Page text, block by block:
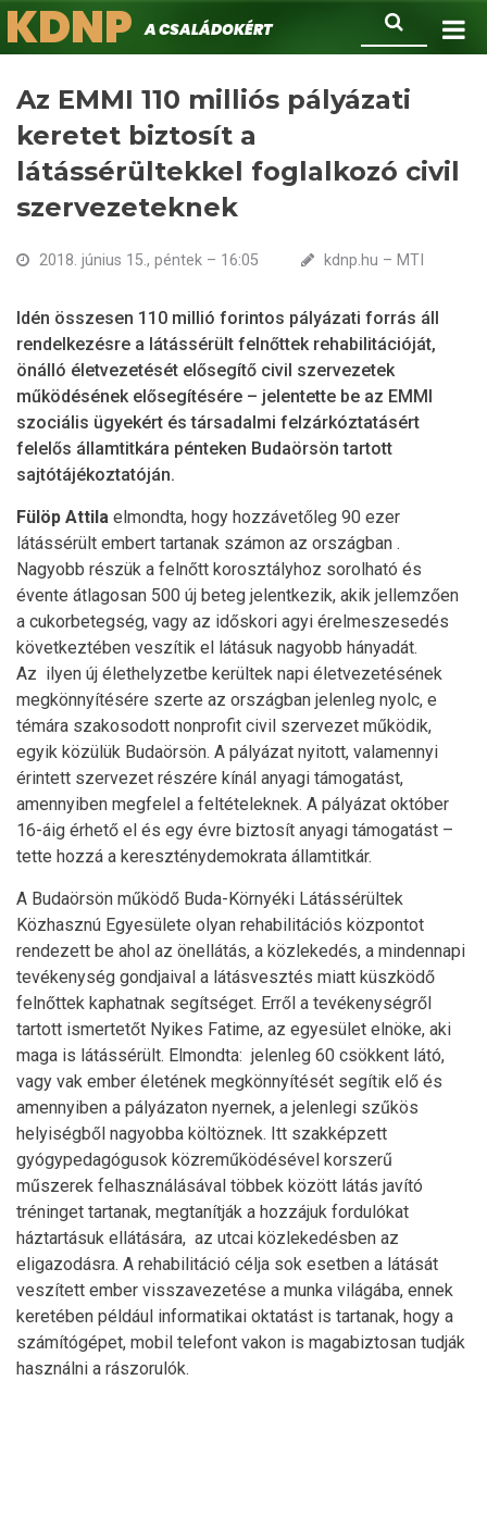
Ugrás
a
Keresés
KDNPA családokért.
Az EMMI 110 milliós pályázati
keretet biztosít a
látássérültekkel foglalkozó civil
szervezeteknek
2018. június 15., péntek – 16:05 kdnp.hu – MTI
Idén összesen 110 millió forintos pályázati forrás áll
rendelkezésre a látássérült felnőttek rehabilitációját,
önálló életvezetését elősegítő civil szervezetek
működésének elősegítésére – jelentette be az EMMI
szociális ügyekért és társadalmi felzárkóztatásért
felelős államtitkára pénteken Budaörsön tartott
sajtótájékoztatóján.
Fülöp Attila elmondta, hogy hozzávetőleg 90 ezer
látássérült embert tartanak számon az országban .
Nagyobb részük a felnőtt korosztályhoz sorolható és
évente átlagosan 500 új beteg jelentkezik, akik jellemzően
a cukorbetegség, vagy az időskori agyi érelmeszesedés
következtében veszítik el látásuk nagyobb hányadát.
Az ilyen új élethelyzetbe kerültek napi életvezetésének
megkönnyítésére szerte az országban jelenleg nyolc, e
témára szakosodott nonprofit civil szervezet működik,
egyik közülük Budaörsön. A pályázat nyitott, valamennyi
érintett szervezet részére kínál anyagi támogatást,
amennyiben megfelel a feltételeknek. A pályázat október
16-áig érhető el és egy évre biztosít anyagi támogatást –
tette hozzá a kereszténydemokrata államtitkár.
A Budaörsön működő Buda-Környéki Látássérültek
Közhasznú Egyesülete olyan rehabilitációs központot
rendezett be ahol az önellátás, a közlekedés, a mindennapi
tevékenység gondjaival a látásvesztés miatt küszködő
felnőttek kaphatnak segítséget. Erről a tevékenységről
tartott ismertetőt Nyikes Fatime, az egyesület elnöke, aki
maga is látássérült. Elmondta: jelenleg 60 csökkent látó,
vagy vak ember életének megkönnyítését segítik elő és
amennyiben a pályázaton nyernek, a jelenlegi szűkös
helyiségből nagyobba költöznek. Itt szakképzett
gyógypedagógusok közreműködésével korszerű
műszerek felhasználásával többek között látás javító
tréninget tartanak, megtanítják a hozzájuk fordulókat
háztartásuk ellátására, az utcai közlekedésben az
eligazodásra. A rehabilitáció célja sok esetben a látását
veszített ember visszavezetése a munka világába, ennek
keretében például informatikai oktatást is tartanak, hogy a
számítógépet, mobil telefont vakon is magabiztosan tudják
használni a rászorulók.